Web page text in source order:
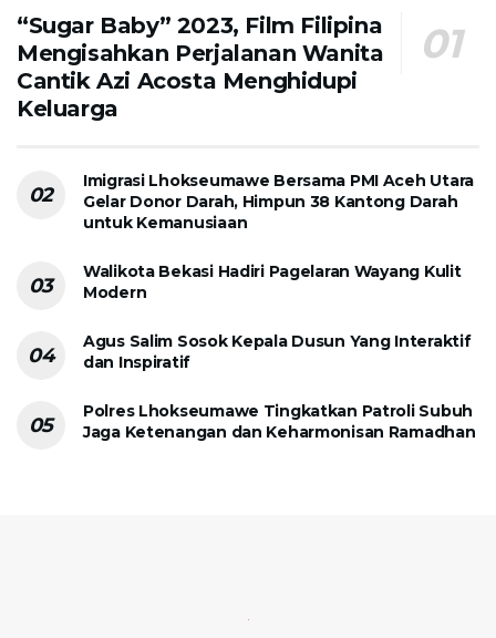
“Sugar Baby” 2023, Film Filipina
Mengisahkan Perjalanan Wanita
Cantik Azi Acosta Menghidupi
Keluarga
Imigrasi Lhokseumawe Bersama PMI Aceh Utara
Gelar Donor Darah, Himpun 38 Kantong Darah
untuk Kemanusiaan
Walikota Bekasi Hadiri Pagelaran Wayang Kulit
Modern
Agus Salim Sosok Kepala Dusun Yang Interaktif
dan Inspiratif
Polres Lhokseumawe Tingkatkan Patroli Subuh
Jaga Ketenangan dan Keharmonisan Ramadhan